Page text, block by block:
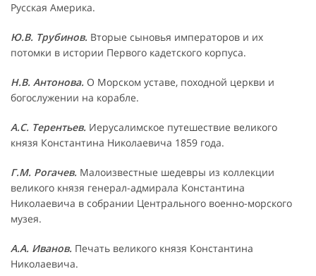
Русская Америка.
Ю.В. Трубинов. Вторые сыновья императоров и их
потомки в истории Первого кадетского корпуса.
Н.В. Антонова. О Морском уставе, походной церкви и
богослужении на корабле.
А.С. Терентьев. Иерусалимское путешествие великого
князя Константина Николаевича 1859 года.
Г.М. Рогачев. Малоизвестные шедевры из коллекции
великого князя генерал-адмирала Константина
Николаевича в собрании Центрального военно-морского
музея.
А.А. Иванов. Печать великого князя Константина
Николаевича.